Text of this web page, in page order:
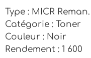
Type : MICR
Catégorie : Toner
Couleur : Noir
Rendement : 1 600